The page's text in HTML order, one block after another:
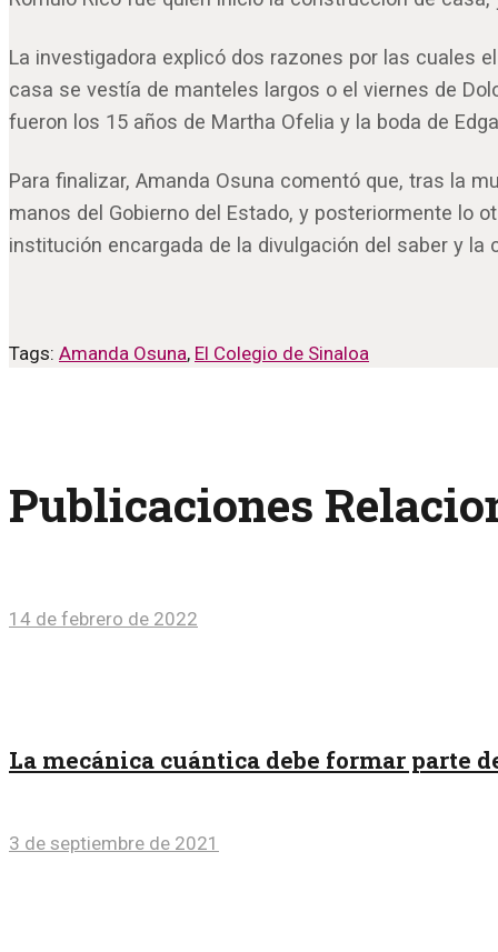
La investigadora explicó dos razones por las cuales
casa se vestía de manteles largos o el viernes de
fueron los 15 años de Martha Ofelia y la boda de
Para finalizar, Amanda Osuna comentó que, tras la
manos del Gobierno del Estado, y posteriormente lo
institución encargada de la divulgación del saber y la
Tags: Amanda Osuna, El Colegio de Sinaloa
Publicaciones
14 de febrero de 2022
La mecánica cuántica debe formar parte
3 de septiembre de 2021